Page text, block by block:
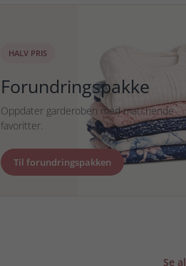
HALV PRIS
Forundringspakke
Oppdater garderoben med matchende
favoritter.
Til forundringspakken
Se